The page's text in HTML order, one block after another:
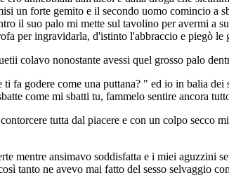
un forte gemito e il secondo uomo comincio
il suo palo mi mette sul tavolino per avermi a
per ingravidarla, d'istinto l'abbraccio e piegò
colavo nonostante avessi quel grosso palo
fa godere come una puttana? " ed io in balia
come mi sbatti tu, fammelo sentire ancora
tutta dal piacere e con un colpo secco
mentre ansimavo soddisfatta e i miei aguzzini
tanto ne avevo mai fatto del sesso selvaggio